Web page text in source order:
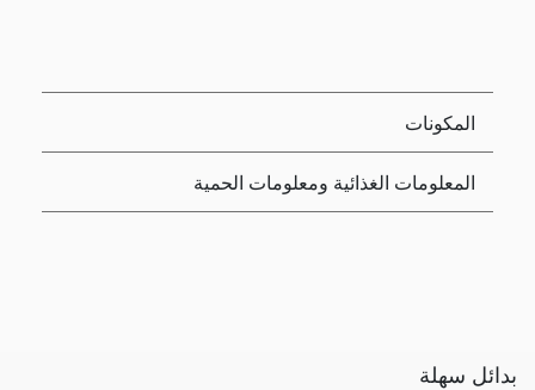
المكونات
المعلومات الغذائية ومعلومات الحمية
بدائل سهلة